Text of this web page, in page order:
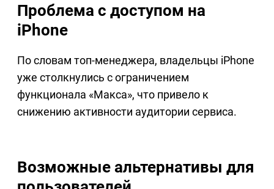
Проблема с доступом на
iPhone
По словам топ-менеджера, владельцы iPhone
уже столкнулись с ограничением
функционала «Макса», что привело к
снижению активности аудитории сервиса.
Возможные альтернативы для